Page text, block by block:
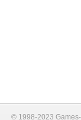
© 1998-2023